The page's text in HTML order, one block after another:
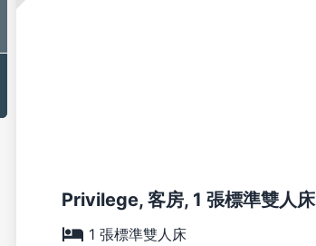
Privilege, 客房, 1 張標準雙人床
1 張標準雙人床